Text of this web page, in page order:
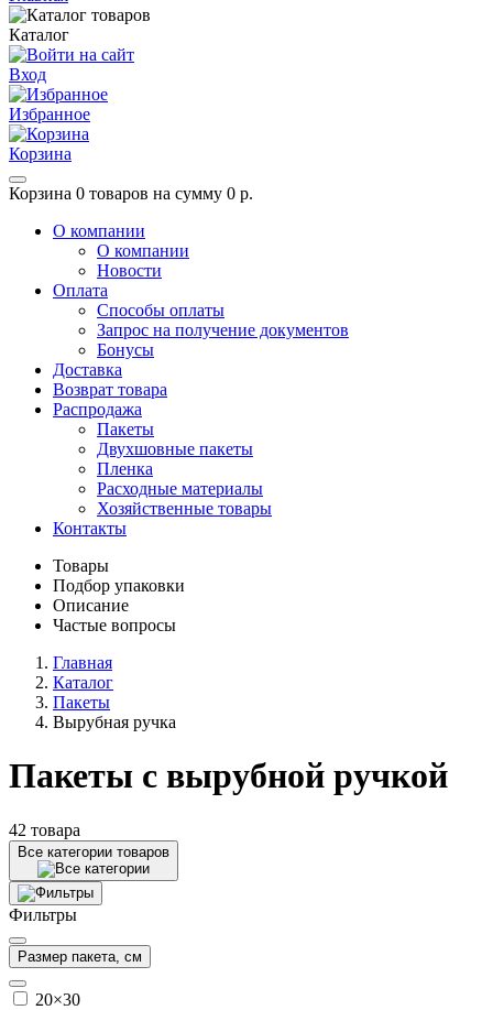
Каталог
Вход
Избранное
Корзина
Корзина 0 товаров на сумму 0 р.
О компании
О компании
Новости
Оплата
Способы оплаты
Запрос на получение документов
Бонусы
Доставка
Возврат товара
Распродажа
Пакеты
Двухшовные пакеты
Пленка
Расходные материалы
Хозяйственные товары
Контакты
Товары
Подбор упаковки
Описание
Частые вопросы
Главная
Каталог
Пакеты
Вырубная ручка
Пакеты с вырубной ручкой
42 товара
Все категории товаров
Фильтры
Размер пакета, см
20×30